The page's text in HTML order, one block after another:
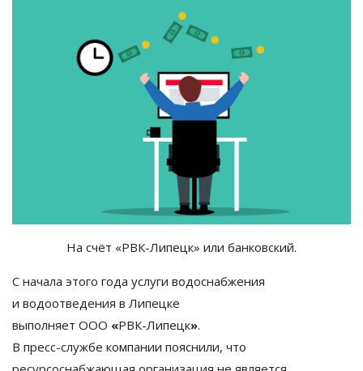
На счёт «РВК-Липецк» или банковский.
С начала этого года услуги водоснабжения
и водоотведения в Липецке
выполняет ООО «РВК-Липецк».
В пресс-службе компании пояснили, что